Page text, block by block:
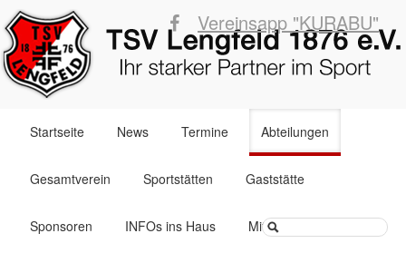
Vereinsapp "KURABU"
überspringen
Startseite News Termine Abteilungen
Gesamtverein Sportstätten Gaststätte
Sponsoren INFOs ins Haus Mitglied werden
Suchbegriffe